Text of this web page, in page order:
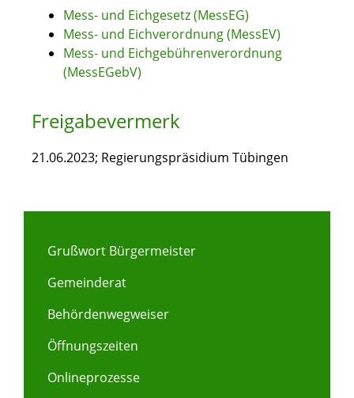
Mess- und Eichgesetz (MessEG)
Mess- und Eichverordnung (MessEV)
Mess- und Eichgebührenverordnung
(MessEGebV)
Freigabevermerk
21.06.2023; Regierungspräsidium Tübingen
Grußwort Bürgermeister
Gemeinderat
Behördenwegweiser
Öffnungszeiten
Onlineprozesse